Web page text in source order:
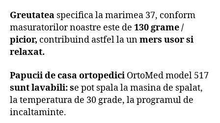
Greutatea specifica la marimea 37, conform
masuratorilor noastre este de 130 grame /
picior, contribuind astfel la unmers usor si
relaxat.
Papucii de casa ortopedici OrtoMed model 517
suntlavabili: se pot spala la masina de spalat,
la temperatura de 30 grade, la programul de
incaltaminte.